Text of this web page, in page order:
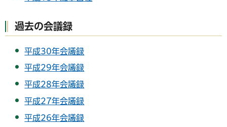
過去の会議録
平成30年会議録
平成29年会議録
平成28年会議録
平成27年会議録
平成26年会議録